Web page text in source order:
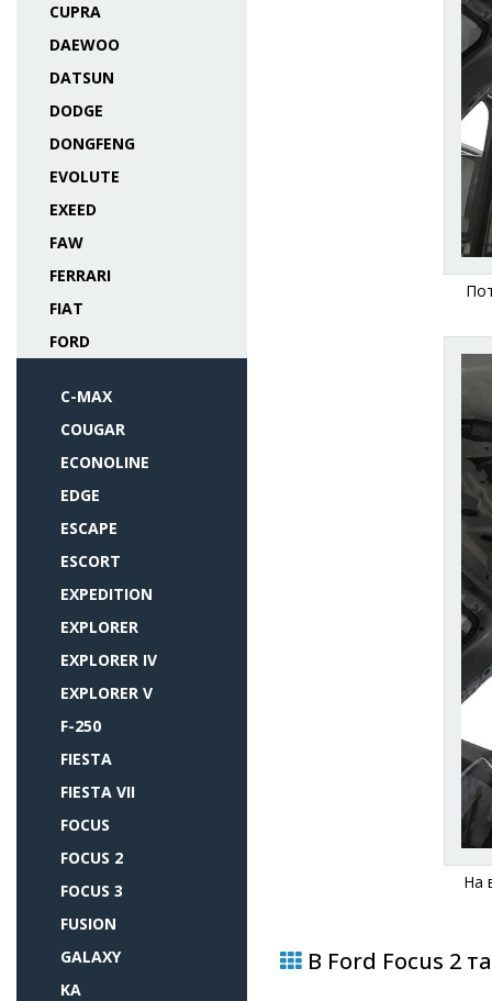
CUPRA
DAEWOO
DATSUN
DODGE
DONGFENG
EVOLUTE
EXEED
FAW
FERRARI
FIAT
FORD
C-MAX
COUGAR
ECONOLINE
EDGE
ESCAPE
ESCORT
EXPEDITION
EXPLORER
EXPLORER IV
EXPLORER V
F-250
FIESTA
FIESTA VII
FOCUS
FOCUS 2
FOCUS 3
FUSION
GALAXY
KA
На
В Ford Focus 2